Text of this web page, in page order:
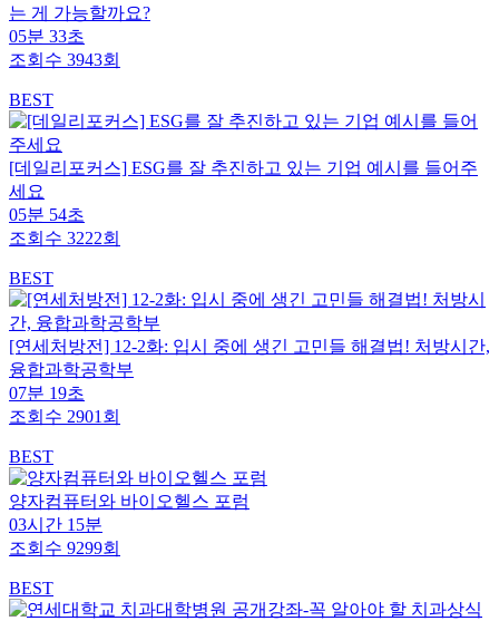
는 게 가능할까요?
05분 33초
조회수 3943회
BEST
[데일리포커스] ESG를 잘 추진하고 있는 기업 예시를 들어주
세요
05분 54초
조회수 3222회
BEST
[연세처방전] 12-2화: 입시 중에 생긴 고민들 해결법! 처방시간,
융합과학공학부
07분 19초
조회수 2901회
BEST
양자컴퓨터와 바이오헬스 포럼
03시간 15분
조회수 9299회
BEST